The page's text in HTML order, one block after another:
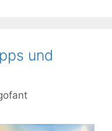
und